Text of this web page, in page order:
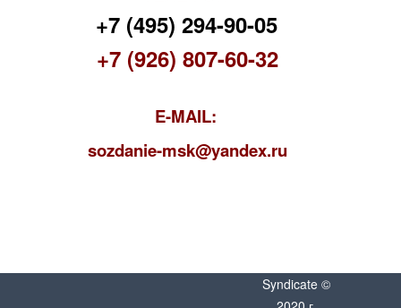
+7 (495) 294-90-05
+7 (926) 807-60-32
E-MAIL:
sozdanie-msk@yandex.ru
Syndicate ©